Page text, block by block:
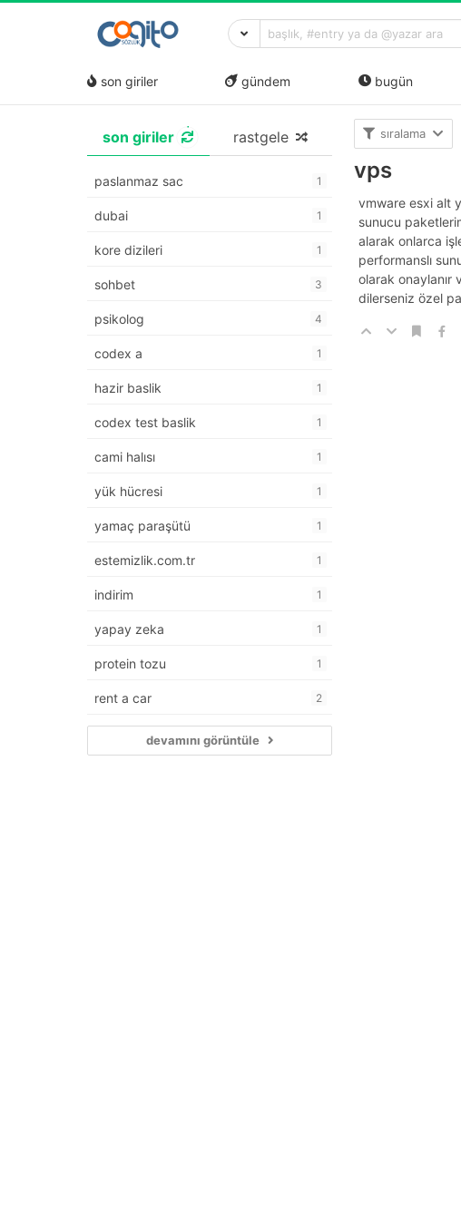
son giriler gündem bugün
son giriler rastgele
paslanmaz sac 1
dubai 1
kore dizileri 1
sohbet 3
psikolog 4
codex a 1
hazir baslik 1
codex test baslik 1
cami halısı 1
yük hücresi 1
yamaç paraşütü 1
estemizlik.com.tr 1
indirim 1
yapay zeka 1
protein tozu 1
rent a car 2
devamını görüntüle
sıralama
vps
vmware esxi alt
sunucu
alarak onlarca
performanslı
olarak onaylanır
dilerseniz özel